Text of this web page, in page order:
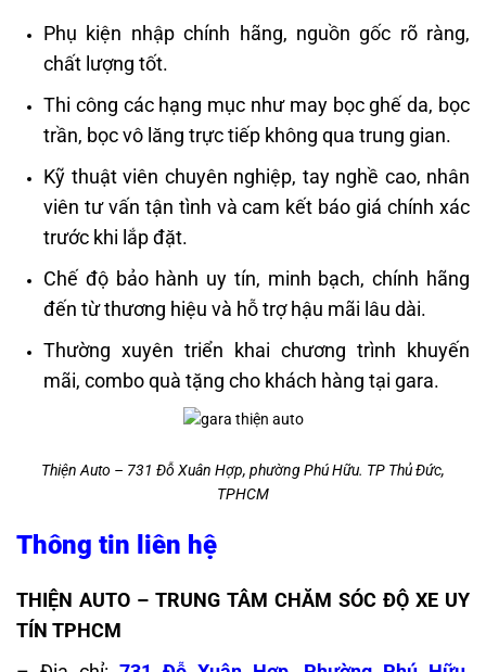
Phụ kiện nhập chính hãng, nguồn gốc rõ ràng,
chất lượng tốt.
Thi công các hạng mục như may bọc ghế da, bọc
trần, bọc vô lăng trực tiếp không qua trung gian.
Kỹ thuật viên chuyên nghiệp, tay nghề cao, nhân
viên tư vấn tận tình và cam kết báo giá chính xác
trước khi lắp đặt.
Chế độ bảo hành uy tín, minh bạch, chính hãng
đến từ thương hiệu và hỗ trợ hậu mãi lâu dài.
Thường xuyên triển khai chương trình khuyến
mãi, combo quà tặng cho khách hàng tại gara.
Thiện Auto – 731 Đỗ Xuân Hợp, phường Phú Hữu. TP Thủ Đức,
TPHCM
Thông tin liên hệ
THIỆN AUTO – TRUNG TÂM CHĂM SÓC ĐỘ XE UY
TÍN TPHCM